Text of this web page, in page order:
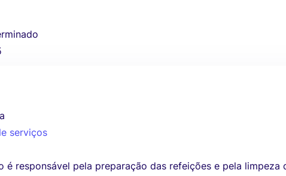
serviços
é responsável pela preparação das refeições e pela limpeza